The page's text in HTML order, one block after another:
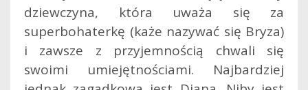
dziewczyna, która uważa się za
superbohaterkę (każe nazywać się Bryza)
i zawsze z przyjemnością chwali się
swoimi umiejętnościami. Najbardziej